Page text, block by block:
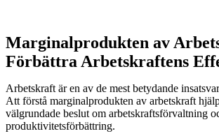
Marginalprodukten av
Förbättra Arbetskraftens
Arbetskraft är en av de mest betydande
Att förstå marginalprodukten av arbetskraft
välgrundade beslut om arbetskraftsförvaltning
produktivitetsförbättring.